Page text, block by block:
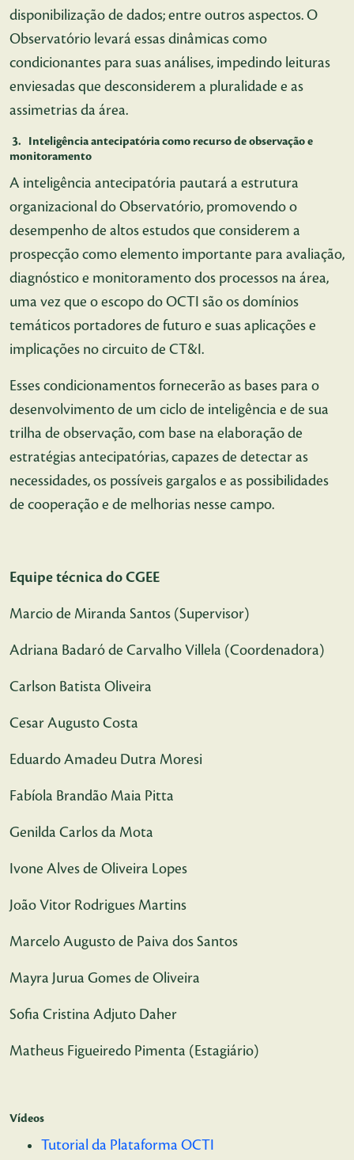
disponibilização de dados; entre outros aspectos. O
Observatório levará essas dinâmicas como
condicionantes para suas análises, impedindo leituras
enviesadas que desconsiderem a pluralidade e as
assimetrias da área.
3. Inteligência antecipatória como recurso de observação e
monitoramento
A inteligência antecipatória pautará a estrutura
organizacional do Observatório, promovendo o
desempenho de altos estudos que considerem a
prospecção como elemento importante para avaliação,
diagnóstico e monitoramento dos processos na área,
uma vez que o escopo do OCTI são os domínios
temáticos portadores de futuro e suas aplicações e
implicações no circuito de CT&I.
Esses condicionamentos fornecerão as bases para o
desenvolvimento de um ciclo de inteligência e de sua
trilha de observação, com base na elaboração de
estratégias antecipatórias, capazes de detectar as
necessidades, os possíveis gargalos e as possibilidades
de cooperação e de melhorias nesse campo.
Equipe técnica do CGEE
Marcio de Miranda Santos (Supervisor)
Adriana Badaró de Carvalho Villela (Coordenadora)
Carlson Batista Oliveira
Cesar Augusto Costa
Eduardo Amadeu Dutra Moresi
Fabíola Brandão Maia Pitta
Genilda Carlos da Mota
Ivone Alves de Oliveira Lopes
João Vitor Rodrigues Martins
Marcelo Augusto de Paiva dos Santos
Mayra Jurua Gomes de Oliveira
Sofia Cristina Adjuto Daher
Matheus Figueiredo Pimenta (Estagiário)
Vídeos
Tutorial da Plataforma OCTI